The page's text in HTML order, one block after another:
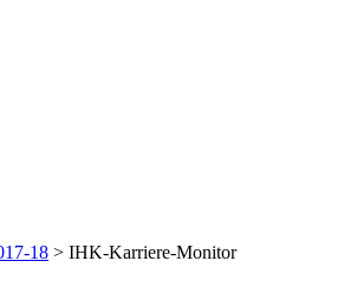
18 > IHK-Karriere-Monitor